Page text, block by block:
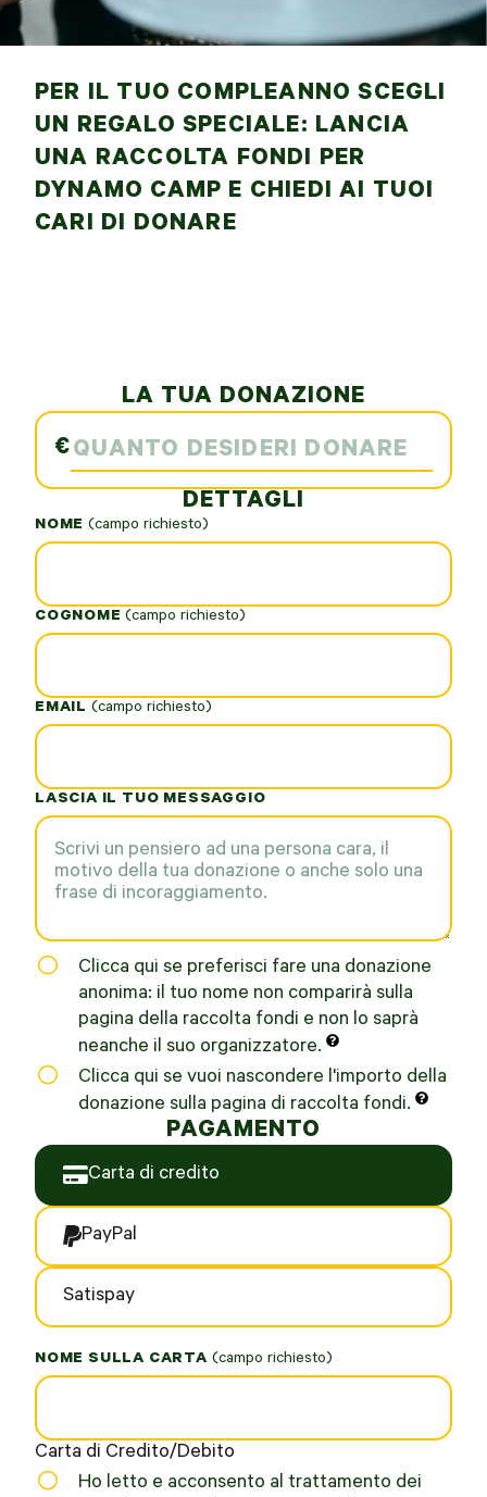
PER IL TUO COMPLEANNO SCEGLI
UN REGALO SPECIALE: LANCIA
UNA RACCOLTA FONDI PER
DYNAMO CAMP E CHIEDI AI TUOI
CARI DI DONARE
LA TUA DONAZIONE
€
DETTAGLI
NOME
COGNOME
EMAIL
LASCIA IL TUO MESSAGGIO
Clicca qui se preferisci fare una donazione
anonima: il tuo nome non comparirà sulla
pagina della raccolta fondi e non lo saprà
neanche il suo organizzatore.
Clicca qui se vuoi nascondere l'importo della
donazione sulla pagina di raccolta fondi.
PAGAMENTO
Carta di credito
PayPal
Satispay
NOME SULLA CARTA
Carta di Credito/Debito
Ho letto e acconsento al trattamento dei